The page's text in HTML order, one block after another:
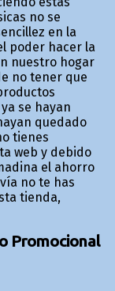
no se
en la
poder hacer la
nuestro hogar
no tener que
se hayan
quedado
tienes
web y debido
el ahorro
no te has
tienda,
Promocional